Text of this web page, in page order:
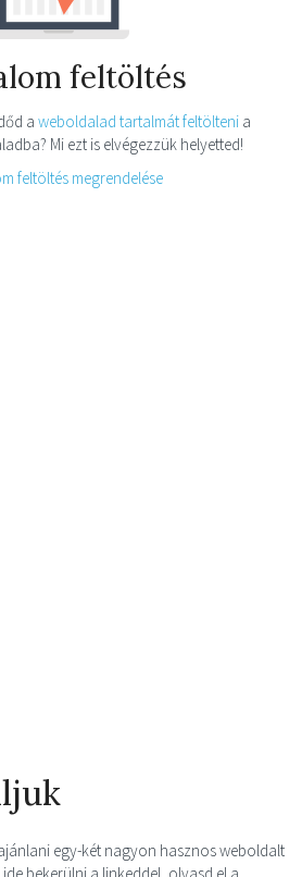
feltöltés
a weboldalad tartalmát feltöltenia
Mi ezt is elvégezzük helyetted!
feltöltés megrendelése
egy-két nagyon hasznos weboldalt